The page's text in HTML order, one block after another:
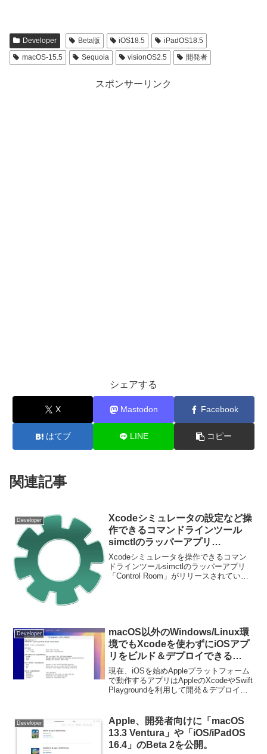
Developer Beta版 iOS18.5
iPadOS18.5
macOS-15.5
Sequoia visionOS2.5 開発者
スポンサーリンク
シェアする
X Mastodon Facebook
はてブ LINE コピー
関連記事
Developer
Xcodeシミュレータの設定など操
作できるコマンドラインツール
simctlのラッパーアプリ
「Control Room」がリリース。
Xcodeシミュレータを操作できるコマン
ドラインツールsimctlのラッパーアプリ
「Control Room」がリリースされていま
Developer
macOS以外のWindows/Linux環
境でもXcodeを使わずにiOSアプ
リをビルド＆デプロイできる
「xtool」がリリース。
現在、iOSを始めAppleプラットフォーム
で動作するアプリはAppleのXcodeやSwift
Playgroundを利用して開発＆デプロイす
もiOSアプリをビルド＆デプロイできるツ
ール「xtool」が新たに公開されていま
す。
Developer
Apple、開発者向けに「macOS
13.3 Ventura」や「iOS/iPadOS
16.4」のBeta 2を公開。